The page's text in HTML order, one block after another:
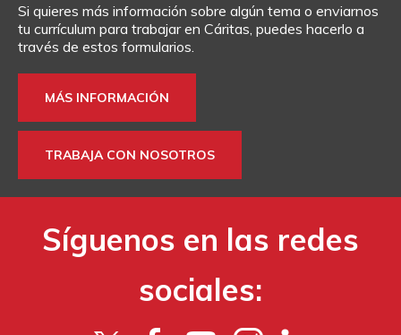
Si quieres más información sobre algún tema o enviarnos
tu currículum para trabajar en Cáritas, puedes hacerlo a
través de estos formularios.
MÁS INFORMACIÓN
TRABAJA CON NOSOTROS
Síguenos en las redes
sociales: